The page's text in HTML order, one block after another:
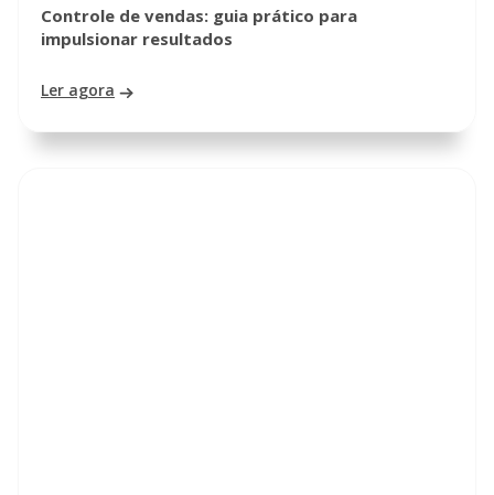
Controle de vendas: guia prático para
impulsionar resultados
Ler agora